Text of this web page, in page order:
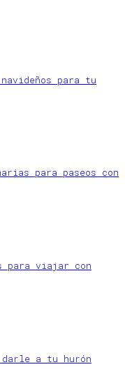
para tu
para paseos con
para viajar con
darle a tu hurón